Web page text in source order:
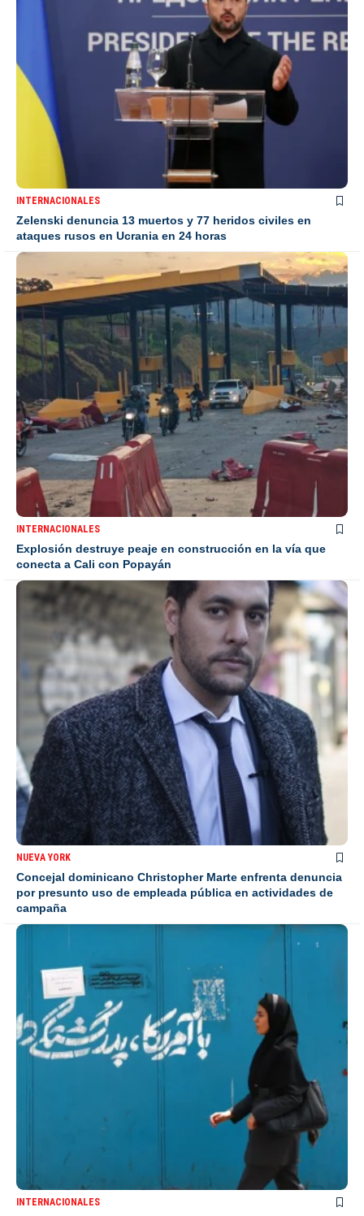
INTERNACIONALES
Zelenski denuncia 13 muertos y 77 heridos civiles en
ataques rusos en Ucrania en 24 horas
INTERNACIONALES
Explosión destruye peaje en construcción en la vía que
conecta a Cali con Popayán
NUEVA YORK
Concejal dominicano Christopher Marte enfrenta denuncia
por presunto uso de empleada pública en actividades de
campaña
INTERNACIONALES